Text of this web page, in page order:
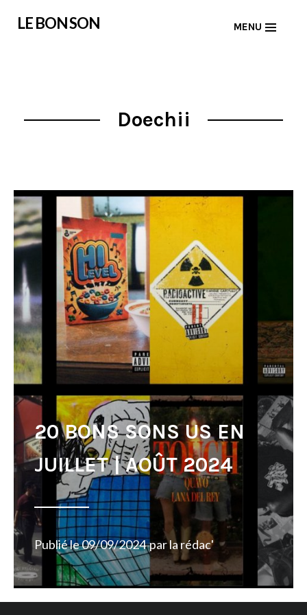
LE BON SON MENU
Doechii
20 BONS SONS US EN
JUILLET | AOÛT 2024
Publié le09/09/2024 parla rédac'